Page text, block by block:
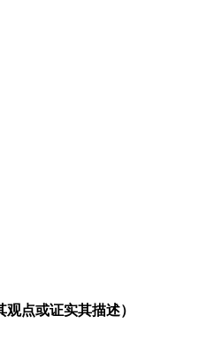
点或证实其描述）